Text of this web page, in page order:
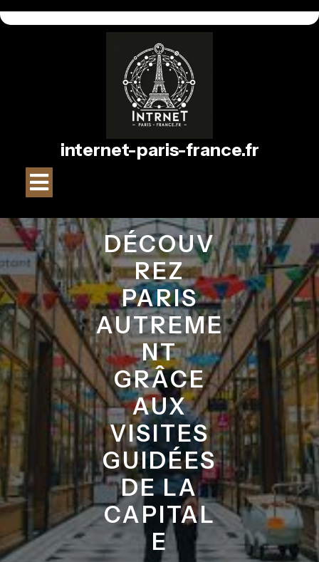
au
internet-paris-france.fr
Ouvrir
DÉCOUV
REZ
PARIS
AUTREME
NT
GRÂCE
AUX
VISITES
GUIDÉES
DE LA
CAPITAL
E